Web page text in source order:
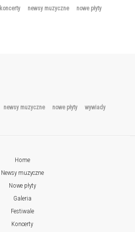
koncerty newsy muzyczne
nowe płyty
newsy muzyczne nowe płyty wywiady
Home
Newsy muzyczne
Nowe płyty
Galeria
Festiwale
Koncerty